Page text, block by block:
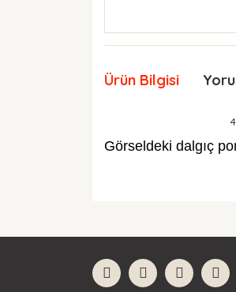
Ürün Bilgisi
Görseldeki dalgıç
Ürün açıklamasında